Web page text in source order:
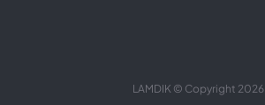
LAMDIK © Copyright 2026